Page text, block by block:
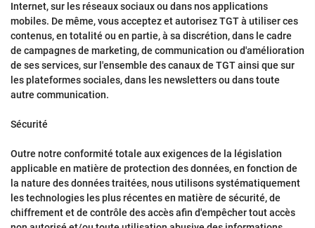
Internet, sur les réseaux sociaux ou dans nos applications
mobiles. De même, vous acceptez et autorisez TGT à utiliser ces
contenus, en totalité ou en partie, à sa discrétion, dans le cadre
de campagnes de marketing, de communication ou d'amélioration
de ses services, sur l'ensemble des canaux de TGT ainsi que sur
les plateformes sociales, dans les newsletters ou dans toute
autre communication.
Sécurité
Outre notre conformité totale aux exigences de la législation
applicable en matière de protection des données, en fonction de
la nature des données traitées, nous utilisons systématiquement
les technologies les plus récentes en matière de sécurité, de
chiffrement et de contrôle des accès afin d'empêcher tout accès